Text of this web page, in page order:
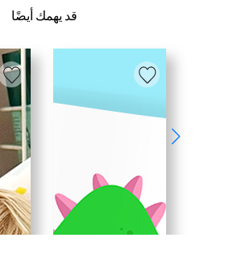
قد يهمك أيضًا